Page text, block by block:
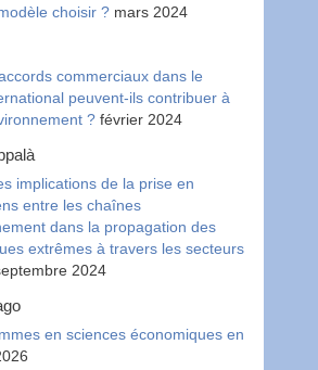
choisir ? mars 2024
commerciaux dans le
peuvent-ils contribuer à
? février 2024
implications de la prise en
entre les chaînes
dans la propagation des
extrêmes à travers les secteurs
2024
en sciences économiques en